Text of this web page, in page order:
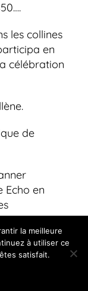
les collines
en
célébration
de
Echo en
numéros
moyens qui
le
la meilleure
à utiliser ce
satisfait.